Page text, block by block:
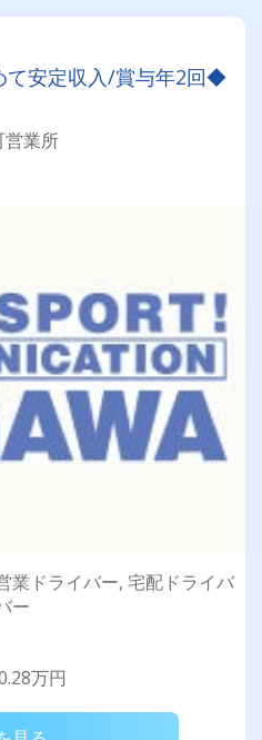
て安定収入/賞与年2回◆
業所
業ドライバー, 宅配ドライバ
ー
万円